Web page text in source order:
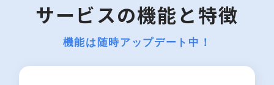
サービスの機能と特徴
機能は随時アップデート中！